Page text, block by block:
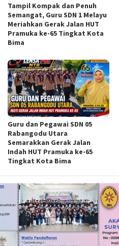
Tampil Kompak dan Penuh
Semangat, Guru SDN 1 Melayu
Meriahkan Gerak Jalan HUT
Pramuka ke-65 Tingkat Kota
Bima
Guru dan Pegawai SDN 05
Rabangodu Utara
Semarakkan Gerak Jalan
Indah HUT Pramuka ke-65
Tingkat Kota Bima